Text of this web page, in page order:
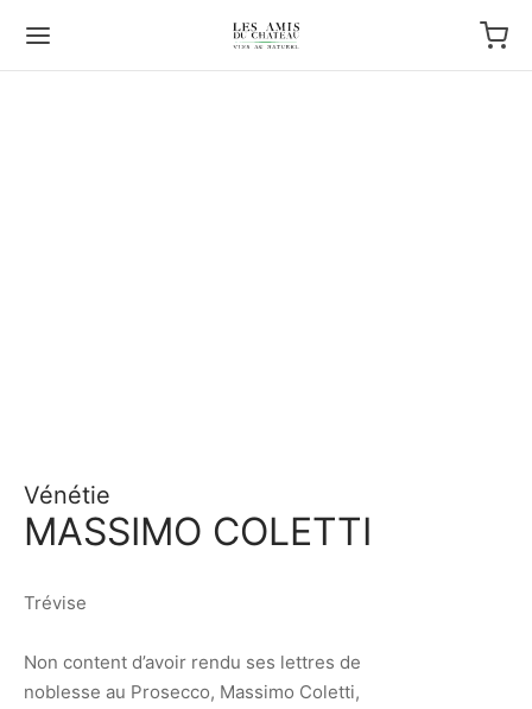
Vénétie
MASSIMO COLETTI
Trévise
Non content d’avoir rendu ses lettres de
noblesse au Prosecco, Massimo Coletti,